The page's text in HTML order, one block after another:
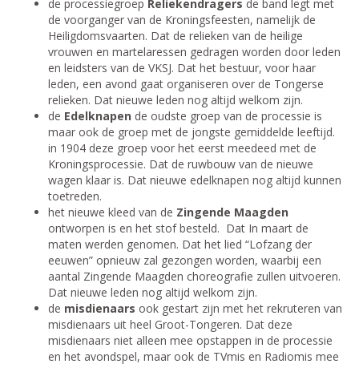
de processiegroep Reliekendragers de band legt met
de voorganger van de Kroningsfeesten, namelijk de
Heiligdomsvaarten. Dat de relieken van de heilige
vrouwen en martelaressen gedragen worden door leden
en leidsters van de VKSJ. Dat het bestuur, voor haar
leden, een avond gaat organiseren over de Tongerse
relieken. Dat nieuwe leden nog altijd welkom zijn.
de Edelknapen de oudste groep van de processie is
maar ook de groep met de jongste gemiddelde leeftijd.
in 1904 deze groep voor het eerst meedeed met de
Kroningsprocessie. Dat de ruwbouw van de nieuwe
wagen klaar is. Dat nieuwe edelknapen nog altijd kunnen
toetreden.
het nieuwe kleed van de Zingende Maagden
ontworpen is en het stof besteld. Dat In maart de
maten werden genomen. Dat het lied “Lofzang der
eeuwen” opnieuw zal gezongen worden, waarbij een
aantal Zingende Maagden choreografie zullen uitvoeren.
Dat nieuwe leden nog altijd welkom zijn.
de misdienaars ook gestart zijn met het rekruteren van
misdienaars uit heel Groot-Tongeren. Dat deze
misdienaars niet alleen mee opstappen in de processie
en het avondspel, maar ook de TVmis en Radiomis mee